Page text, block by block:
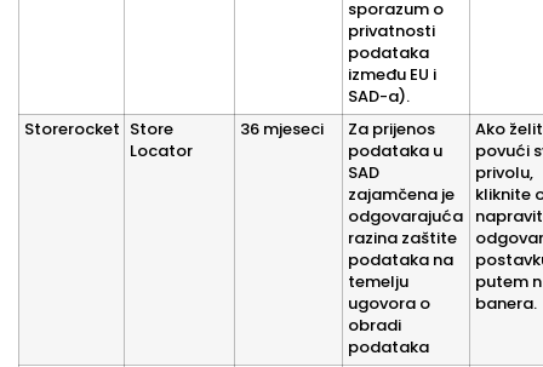
sporazum o
privatnosti
podataka
između EU i
SAD-a).
Storerocket Store
Locator
36 mjeseci
Za prijenos
podataka u
SAD
zajamčena je
odgovarajuća
razina zaštite
podataka na
temelju
ugovora o
obradi
podataka
Ako
povući
privolu,
kliknite
putem
banera.